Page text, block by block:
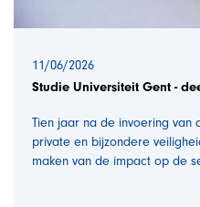
11/06/2026
Studie Universiteit Gent -
Tien jaar na de invoering
private en bijzondere
maken van de impact op de